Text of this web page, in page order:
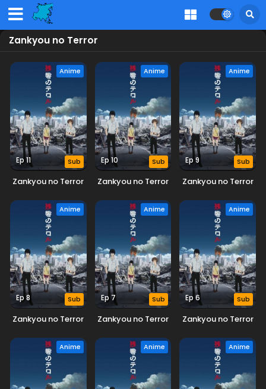
Zankyou no Terror
Anime
Ep 11 Sub
Zankyou no Terror
Anime
Ep 10 Sub
Zankyou no Terror
Anime
Ep 9 Sub
Zankyou no Terror
Anime
Ep 8 Sub
Zankyou no Terror
Anime
Ep 7 Sub
Zankyou no Terror
Anime
Ep 6 Sub
Zankyou no Terror
Anime Anime Anime